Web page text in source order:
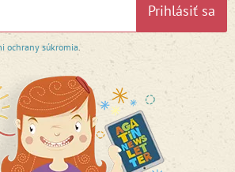
Prihlásiť sa
ochrany súkromia